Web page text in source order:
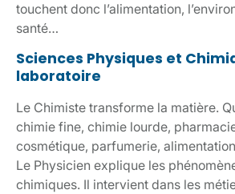
touchent donc l’alimentation,
santé…
Sciences Physiques et
laboratoire
Le Chimiste transforme la matière.
chimie fine, chimie lourde,
cosmétique, parfumerie,
Le Physicien explique les
chimiques. Il intervient dans les